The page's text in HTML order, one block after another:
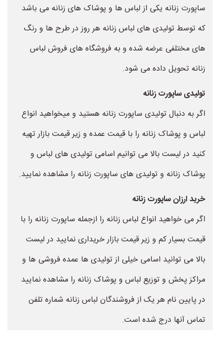
ساپورت زنانه یکی از لباس ها و پوشاک های زنانه می باشد
که توسط تولیدی های لباس زنانه هر روز در طرح ها و رنگ
های مختلفی عرضه شده و به فروشگاه های فروش لباس
زنانه تحویل داده می شود.
تولیدی ساپورت زنانه
اگر به دنبال تولیدی ساپورت زنانه هستید و میخواهید انواع
لباس و پوشاک زنانه را با قیمت عمده و زیر قیمت بازار تهیه
کنید در لیست بالا می توانیم اسامی تولیدی های لباس و
پوشاک زنانه و تولیدی های ساپورت زنانه را مشاهده نمایید.
خرید ارزان ساپورت زنانه
اگر می خواهید انواع لباس زنانه را ازجمله ساپورت زنانه را با
قیمت بسیار کم و زیر قیمت بازار خریداری نمایید در لیست
بالا می توانید اسامی خیلی از تولیدی ها عمده فروشی ها و
مراکز پخش و توزیع لباس و پوشاک زنانه را مشاهده نمایید
در پایین نام هر یک از فروشندگان لباس زنانه شماره تلفن
تماس آنها درج شده است.